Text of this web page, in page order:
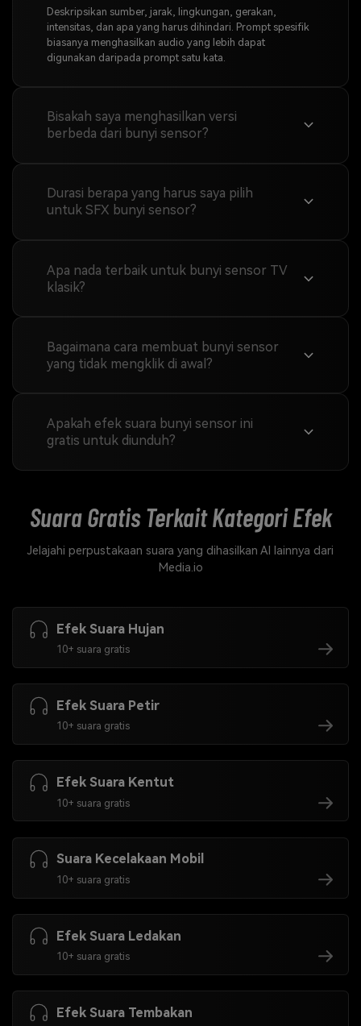
Deskripsikan sumber, jarak, lingkungan, gerakan,
intensitas, dan apa yang harus dihindari. Prompt spesifik
biasanya menghasilkan audio yang lebih dapat
digunakan daripada prompt satu kata.
Bisakah saya menghasilkan versi
berbeda dari bunyi sensor?
Durasi berapa yang harus saya pilih
untuk SFX bunyi sensor?
Apa nada terbaik untuk bunyi sensor TV
klasik?
Bagaimana cara membuat bunyi sensor
yang tidak mengklik di awal?
Apakah efek suara bunyi sensor ini
gratis untuk diunduh?
Suara Gratis TerkaitKategori Efek
Jelajahi perpustakaan suara yang dihasilkan AI lainnya dari
Media.io
Efek Suara Hujan
10+ suara gratis
Efek Suara Petir
10+ suara gratis
Efek Suara Kentut
10+ suara gratis
Suara Kecelakaan Mobil
10+ suara gratis
Efek Suara Ledakan
10+ suara gratis
Efek Suara Tembakan